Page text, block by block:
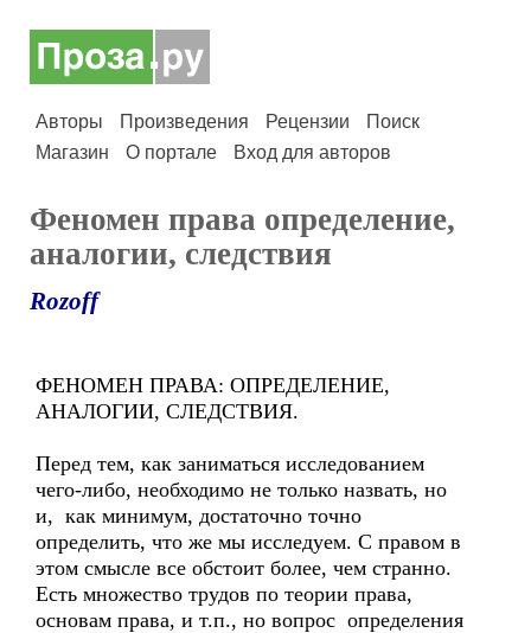
Авторы Произведения Рецензии
Поиск
Магазин
О портале Вход для авторов
Феномен права определение,
аналогии, следствия
Rozoff
ФЕНОМЕН ПРАВА: ОПРЕДЕЛЕНИЕ,
АНАЛОГИИ, СЛЕДСТВИЯ.
Перед тем, как заниматься исследованием
чего-либо, необходимо не только назвать, но
и, как минимум, достаточно точно
определить, что же мы исследуем. С правом в
этом смысле все обстоит более, чем странно.
Есть множество трудов по теории права,
основам права, и т.п., но вопрос определения